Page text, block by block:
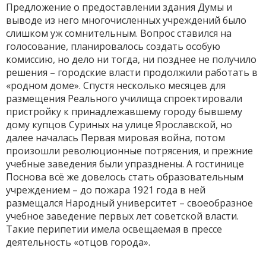
Предложение о предоставлении здания Думы и
выводе из него многочисленных учреждений было
слишком уж сомнительным. Вопрос ставился на
голосование, планировалось создать особую
комиссию, но дело ни тогда, ни позднее не получило
решения – городские власти продолжили работать в
«родном доме». Спустя несколько месяцев для
размещения Реального училища спроектировали
пристройку к принадлежавшему городу бывшему
дому купцов Суриных на улице Ярославской, но
далее началась Первая мировая война, потом
произошли революционные потрясения, и прежние
учебные заведения были упразднены. А гостинице
Поснова всё же довелось стать образовательным
учреждением – до пожара 1921 года в ней
размещался Народный университет – своеобразное
учебное заведение первых лет советской власти.
Такие перипетии имела освещаемая в прессе
деятельность «отцов города».